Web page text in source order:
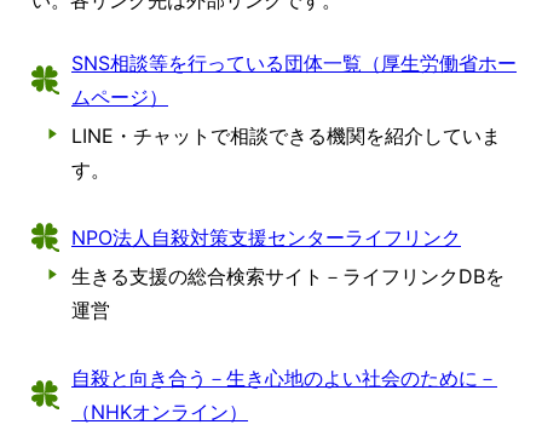
SNS相談等を行っている団体一覧（厚生労働省ホー
ムページ）
LINE・チャットで相談できる機関を紹介していま
す。
NPO法人自殺対策支援センターライフリンク
生きる支援の総合検索サイト－ライフリンクDBを
運営
自殺と向き合う－生き心地のよい社会のために－
（NHKオンライン）